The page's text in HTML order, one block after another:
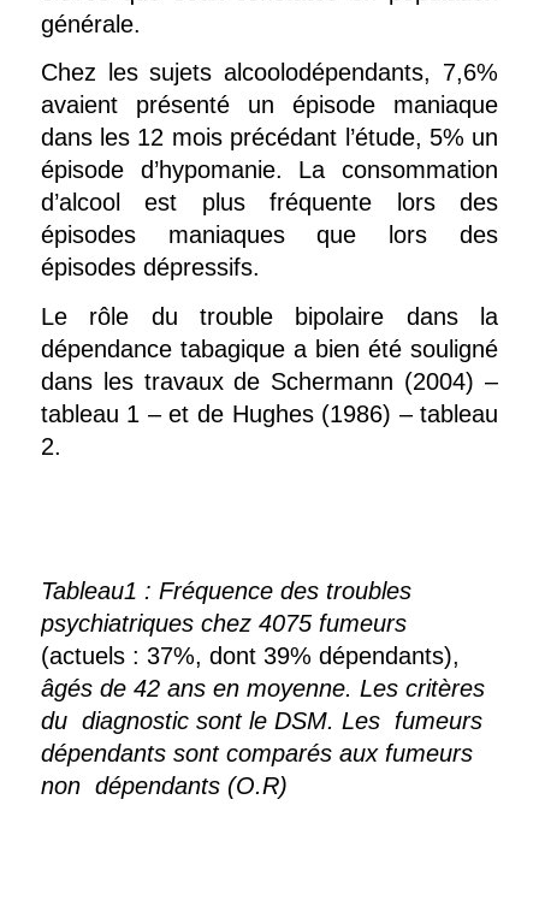
générale.
Chez les sujets alcoolodépendants, 7,6%
avaient présenté un épisode maniaque
dans les 12 mois précédant l’étude, 5% un
épisode d’hypomanie. La consommation
d’alcool est plus fréquente lors des
épisodes maniaques que lors des
épisodes dépressifs.
Le rôle du trouble bipolaire dans la
dépendance tabagique a bien été souligné
dans les travaux de Schermann (2004) –
tableau 1 – et de Hughes (1986) – tableau
2.
Tableau1 : Fréquence des troubles
psychiatriques chez 4075 fumeurs
(actuels : 37%, dont 39% dépendants),
âgés de 42 ans en moyenne. Les critères
du diagnostic sont le DSM. Les fumeurs
dépendants sont comparés aux fumeurs
non dépendants (O.R)